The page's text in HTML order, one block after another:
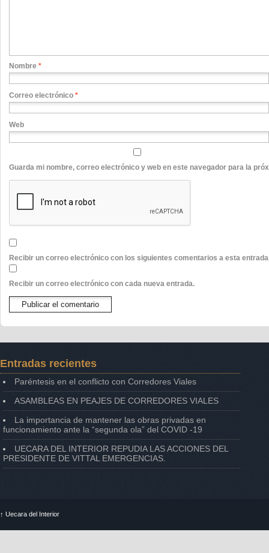
Nombre *
Correo electrónico *
Web
Guarda mi nombre, correo electrónico y web en este navegador para la
Recibir un correo electrónico con los siguientes comentarios a esta
Recibir un correo electrónico con cada nueva entrada.
Entradas recientes
Paréntesis en el conflicto con Corredores Viales
ASAMBLEAS EN PEAJES DE CORREDORES VIALES
La importancia de mantener las obras privadas en
funcionamiento ante la “segunda ola” del COVID -19
UECARA DEL INTERIOR REPUDIA LAS ACCIONES DEL
PRESIDENTE DE VITTAL EMERGENCIAS.
↑ Uecara del Interior